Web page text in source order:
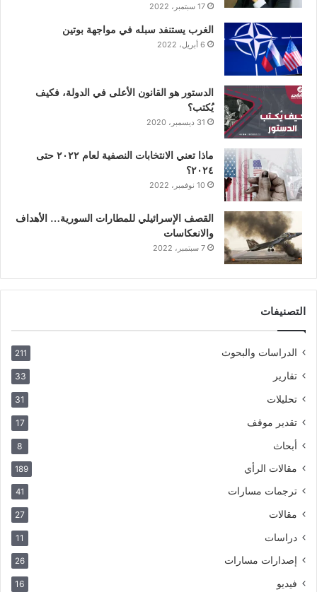
17 سبتمبر، 2022
الغرب يستنفد سبله في مواجهة بوتين
6 أبريل، 2022
الدستور هو القانون الأعلى في الدولة، فكيف
يُكتب؟
31 ديسمبر، 2020
ماذا تعني الانتخابات النصفية لعام ٢٠٢٢ حتى
٢٠٢٤؟
10 نوفمبر، 2022
القصف الإسرائيلي للمطارات السورية… الأهداف
والانعكاسات
7 سبتمبر، 2022
التصنيفات
الدراسات والبحوث 211
تقارير 33
تحليلات 31
تقدير موقف 17
أبحاث 8
مقالات الرأي 189
ترجمات مسارات 41
مقالات 27
دراسات 11
إصدارات مسارات 26
فيديو 16